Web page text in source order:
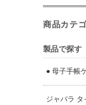
商品カテ
製品で探す
● 母子手帳
ジャバラ タ